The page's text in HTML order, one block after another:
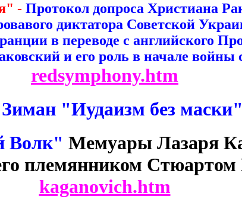
- Протокол допроса Христиана
диктатора Советской
в переводе с английского
и его роль в начале войны
redsymphony.htm
"Иудаизм без маски"
Волк" Мемуары Лазаря
племянником
kaganovich.htm